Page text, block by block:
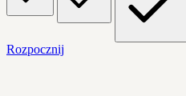
Rozpocznij